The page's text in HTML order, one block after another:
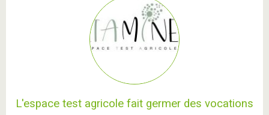
L'espace test agricole fait germer des vocations